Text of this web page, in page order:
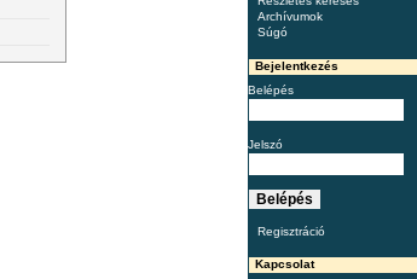
Archívumok
Súgó
Bejelentkezés
Belépés
Jelszó
Regisztráció
Kapcsolat